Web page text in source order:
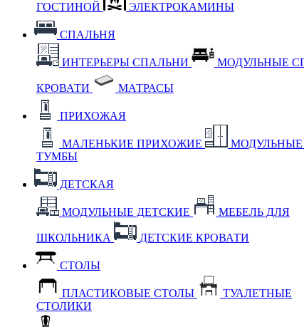
ГОСТИНОЙ ЭЛЕКТРОКАМИНЫ
СПАЛЬНЯ
ИНТЕРЬЕРЫ СПАЛЬНИ МОДУЛЬНЫЕ
КРОВАТИ МАТРАСЫ
ПРИХОЖАЯ
МАЛЕНЬКИЕ ПРИХОЖИЕ
ТУМБЫ
ДЕТСКАЯ
МОДУЛЬНЫЕ ДЕТСКИЕ МЕБЕЛЬ ДЛЯ
ШКОЛЬНИКА ДЕТСКИЕ КРОВАТИ
СТОЛЫ
ПЛАСТИКОВЫЕ СТОЛЫ
ТУАЛЕТНЫЕ
СТОЛИКИ